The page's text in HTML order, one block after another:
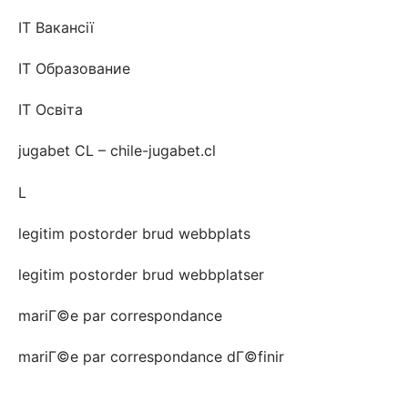
IT Вакансії
IT Образование
IT Освіта
jugabet CL – chile-jugabet.cl
L
legitim postorder brud webbplats
legitim postorder brud webbplatser
mariГ©e par correspondance
mariГ©e par correspondance dГ©finir